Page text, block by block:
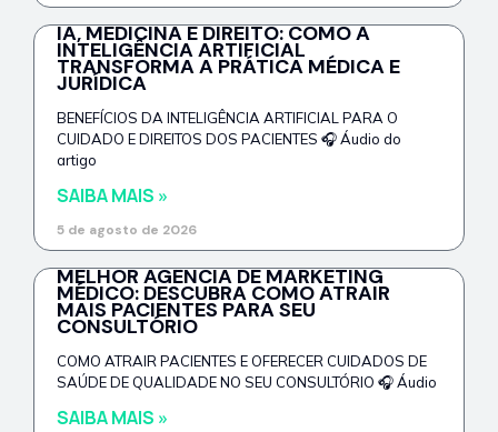
IA, MEDICINA E DIREITO: COMO A
INTELIGÊNCIA ARTIFICIAL
TRANSFORMA A PRÁTICA MÉDICA E
JURÍDICA
BENEFÍCIOS DA INTELIGÊNCIA ARTIFICIAL PARA O
CUIDADO E DIREITOS DOS PACIENTES 🎧 Áudio do
artigo
SAIBA MAIS »
5 de agosto de 2026
MELHOR AGÊNCIA DE MARKETING
MÉDICO: DESCUBRA COMO ATRAIR
MAIS PACIENTES PARA SEU
CONSULTÓRIO
COMO ATRAIR PACIENTES E OFERECER CUIDADOS DE
SAÚDE DE QUALIDADE NO SEU CONSULTÓRIO 🎧 Áudio
SAIBA MAIS »